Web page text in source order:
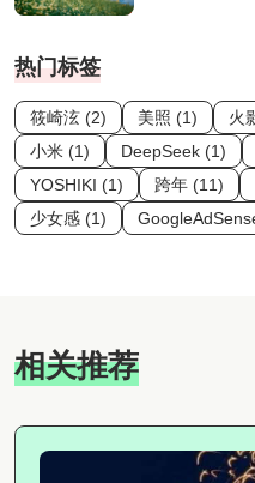
热门标签
筱崎泫 (2) 美照 (1) 火
小米 (1)
DeepSeek (1)
YOSHIKI (1)
跨年 (11)
少女感 (1)
相关推荐